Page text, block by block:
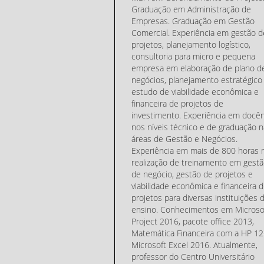
Graduação em Administração de
Empresas. Graduação em Gestão
Comercial. Experiência em gestão
projetos, planejamento logístico,
consultoria para micro e pequena
empresa em elaboração de plano
negócios, planejamento estratégico
estudo de viabilidade econômica e
financeira de projetos de
investimento. Experiência em
nos níveis técnico e de graduação
áreas de Gestão e Negócios.
Experiência em mais de 800 horas
realização de treinamento em
de negócio, gestão de projetos e
viabilidade econômica e financeira
projetos para diversas instituições
ensino. Conhecimentos em
Project 2016, pacote office 2013,
Matemática Financeira com a HP
Microsoft Excel 2016. Atualmente,
professor do Centro Universitário